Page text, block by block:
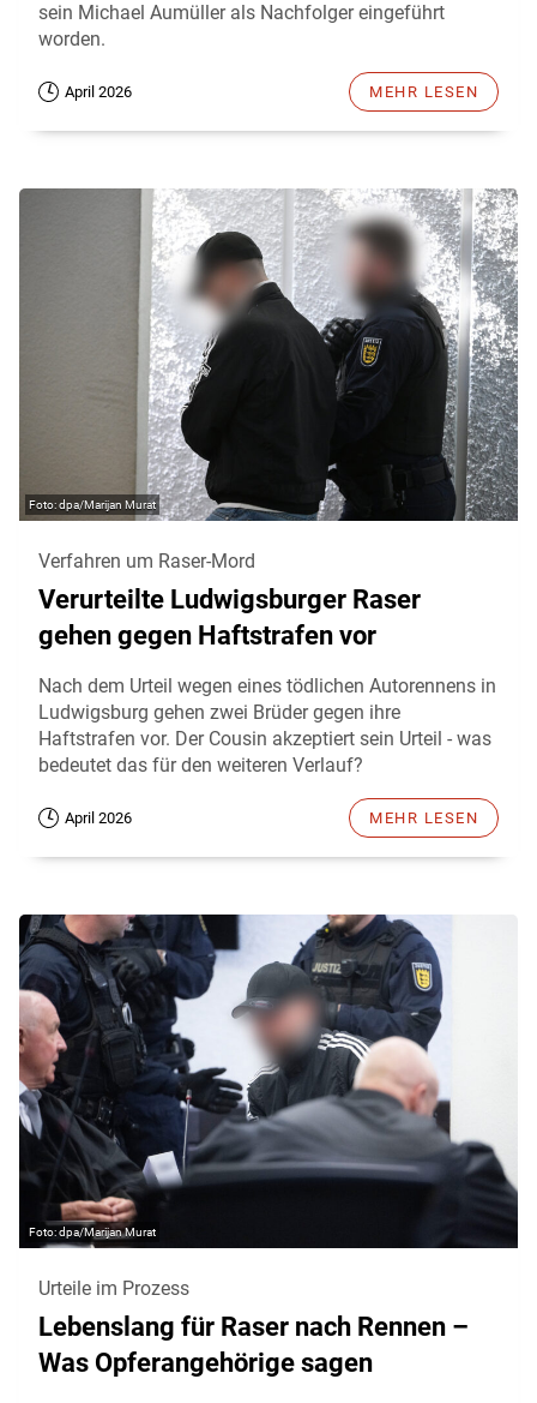
sein Michael Aumüller als Nachfolger eingeführt
worden.
April 2026 MEHR LESEN
dpa/Marijan Murat
Verfahren um Raser-Mord
Verurteilte Ludwigsburger Raser
gehen gegen Haftstrafen vor
Nach dem Urteil wegen eines tödlichen Autorennens in
Ludwigsburg gehen zwei Brüder gegen ihre
Haftstrafen vor. Der Cousin akzeptiert sein Urteil - was
bedeutet das für den weiteren Verlauf?
April 2026 MEHR LESEN
dpa/Marijan Murat
Urteile im Prozess
Lebenslang für Raser nach Rennen –
Was Opferangehörige sagen